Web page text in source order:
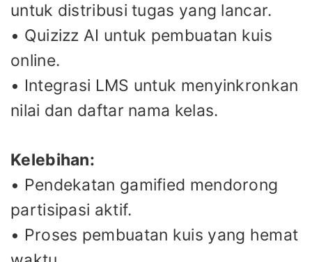
untuk distribusi tugas yang lancar.
• Quizizz AI untuk pembuatan kuis
online.
• Integrasi LMS untuk menyinkronkan
nilai dan daftar nama kelas.
Kelebihan:
• Pendekatan gamified mendorong
partisipasi aktif.
• Proses pembuatan kuis yang hemat